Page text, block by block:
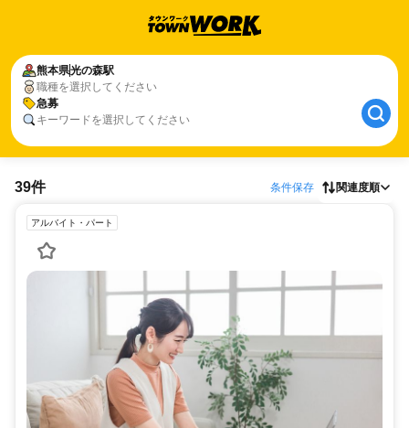
熊本県光の森駅
職種を選択してください
急募
キーワードを選択してください
39件 条件保存 関連度順
アルバイト・パート